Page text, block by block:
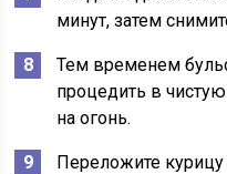
минут, затем
Тем временем
процедить в
на огонь.
Переложите курицу